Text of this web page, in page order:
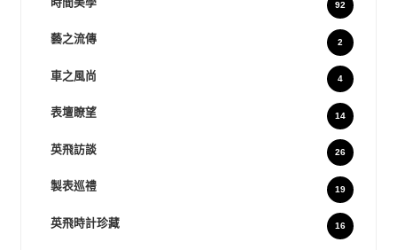
92
藝之流傳 2
車之風尚 4
表壇瞭望 14
英飛訪談 26
製表巡禮 19
英飛時計珍藏 16